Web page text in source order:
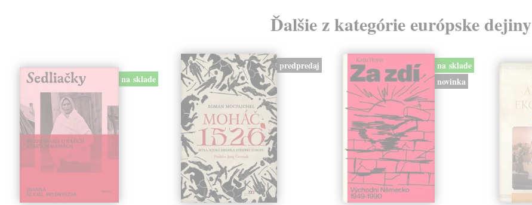
Ďalšie z kategórie európske dejiny
na sklade
predpredaj
na sklade
novinka